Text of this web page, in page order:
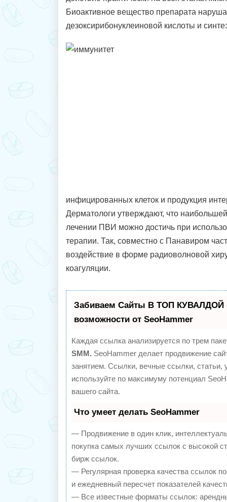
Биоактивное вещество препарата
дезоксирибонуклеиновой кислоты и
инфицированных клеток и продукция
Дерматологи утверждают, что
лечении ПВИ можно достичь при
терапии. Так, совместно с Панавиром
воздействие в форме радиоволновой
коагуляции.
Забиваем Сайты В ТОП КУВАЛДОЙ
возможности от SeoHammer
Каждая ссылка анализируется по трем
SMM. SeoHammer делает продвижение
занятием. Ссылки, вечные ссылки, статьи,
используйте по максимуму потенциал
вашего сайта.
Что умеет делать SeoHammer
— Продвижение в один клик,
покупка самых лучших ссылок с высокой
бирж ссылок.
— Регулярная проверка качества ссылок
и ежедневный пересчет показателей
— Все известные форматы ссылок: